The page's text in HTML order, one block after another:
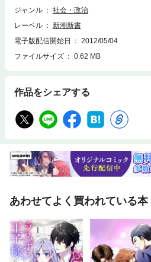
ジャンル
社会・政治
レーベル
新潮新書
電子版配信開始日
2012/05/04
ファイルサイズ
0.62 MB
作品をシェアする
あわせてよく買われている本